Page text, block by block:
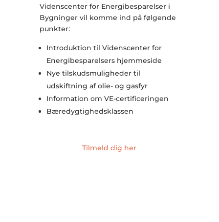
Videnscenter for Energibesparelser i
Bygninger vil komme ind på følgende
punkter:
Introduktion til Videnscenter for
Energibesparelsers hjemmeside
Nye tilskudsmuligheder til
udskiftning af olie- og gasfyr
Information om VE-certificeringen
Bæredygtighedsklassen
Tilmeld dig her